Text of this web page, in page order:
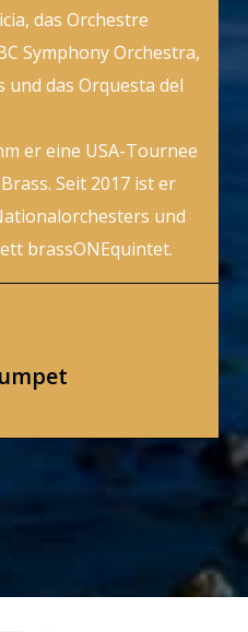
das Orchestre
Symphony Orchestra,
und das Orquesta del
er eine USA-Tournee
Seit 2017 ist er
und
brassONEquintet.